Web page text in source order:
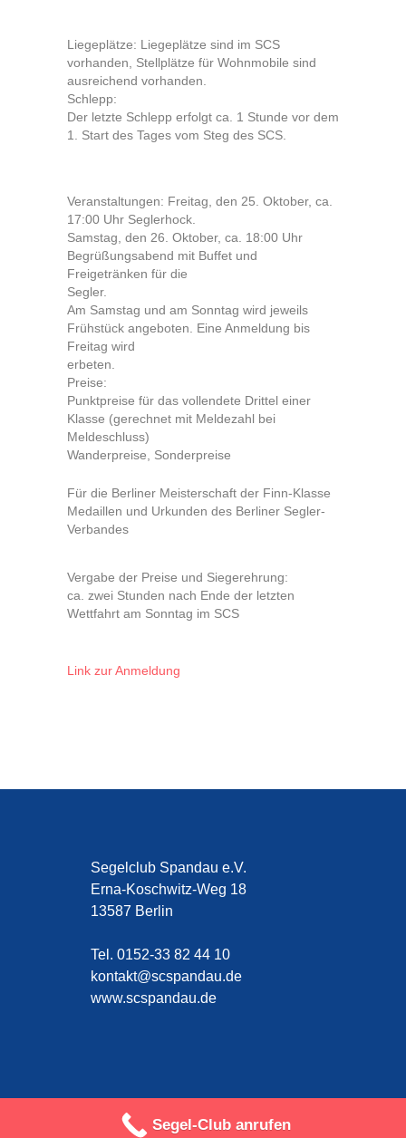
Liegeplätze: Liegeplätze sind im SCS
vorhanden, Stellplätze für Wohnmobile sind
ausreichend vorhanden.
Schlepp:
Der letzte Schlepp erfolgt ca. 1 Stunde vor dem
1. Start des Tages vom Steg des SCS.
Veranstaltungen: Freitag, den 25. Oktober, ca.
17:00 Uhr Seglerhock.
Samstag, den 26. Oktober, ca. 18:00 Uhr
Begrüßungsabend mit Buffet und
Freigetränken für die
Segler.
Am Samstag und am Sonntag wird jeweils
Frühstück angeboten. Eine Anmeldung bis
Freitag wird
erbeten.
Preise:
Punktpreise für das vollendete Drittel einer
Klasse (gerechnet mit Meldezahl bei
Meldeschluss)
Wanderpreise, Sonderpreise
Für die Berliner Meisterschaft der Finn-Klasse
Medaillen und Urkunden des Berliner Segler-
Verbandes
Vergabe der Preise und Siegerehrung:
ca. zwei Stunden nach Ende der letzten
Wettfahrt am Sonntag im SCS
Link zur Anmeldung
Segelclub Spandau e.V.
Erna-Koschwitz-Weg 18
13587 Berlin
Tel. 0152-33 82 44 10
kontakt@scspandau.de
www.scspandau.de
Segel-Club anrufen